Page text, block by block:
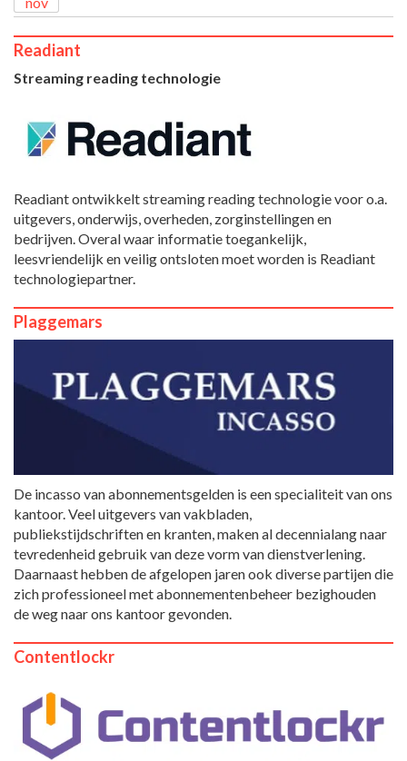
Readiant
Streaming reading technologie
Readiant ontwikkelt streaming reading technologie voor o.a.
uitgevers, onderwijs, overheden, zorginstellingen en
bedrijven. Overal waar informatie toegankelijk,
leesvriendelijk en veilig ontsloten moet worden is Readiant
technologiepartner.
Plaggemars
De incasso van abonnementsgelden is een specialiteit van ons
kantoor. Veel uitgevers van vakbladen,
publiekstijdschriften en kranten, maken al decennialang naar
tevredenheid gebruik van deze vorm van dienstverlening.
Daarnaast hebben de afgelopen jaren ook diverse partijen die
zich professioneel met abonnementenbeheer bezighouden
de weg naar ons kantoor gevonden.
Contentlockr